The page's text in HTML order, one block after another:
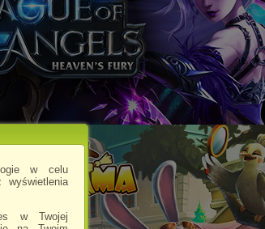
w celu
wyświetlenia
w Twojej